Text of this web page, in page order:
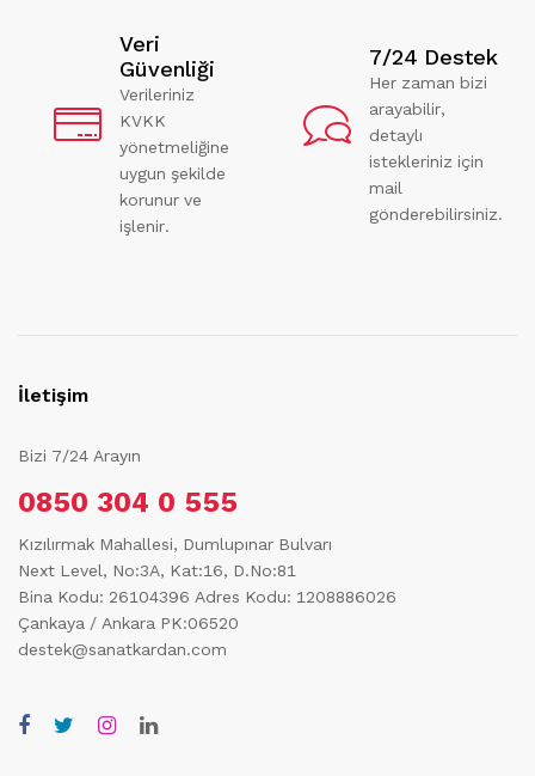
Veri
Güvenliği
Verileriniz
KVKK
yönetmeliğine
uygun şekilde
korunur ve
işlenir.
7/24 Destek
Her zaman bizi
arayabilir,
detaylı
istekleriniz için
mail
gönderebilirsiniz.
İletişim
Bizi 7/24 Arayın
0850 304 0 555
Kızılırmak Mahallesi, Dumlupınar Bulvarı
Next Level, No:3A, Kat:16, D.No:81
Bina Kodu: 26104396 Adres Kodu: 1208886026
Çankaya / Ankara PK:06520
destek@sanatkardan.com